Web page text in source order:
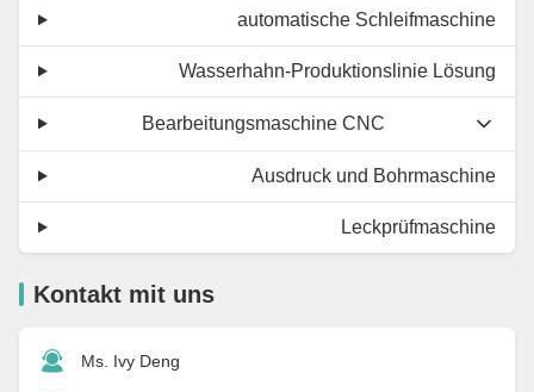
automatische Schleifmaschine
Wasserhahn-Produktionslinie Lösung
Bearbeitungsmaschine CNC
Ausdruck und Bohrmaschine
Leckprüfmaschine
Kontakt mit uns
Ms. Ivy Deng